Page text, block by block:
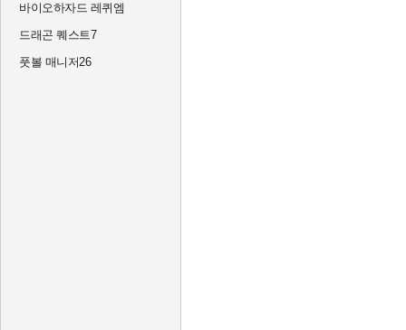
바이오하자드 레퀴엠
드래곤 퀘스트7
풋볼 매니저26